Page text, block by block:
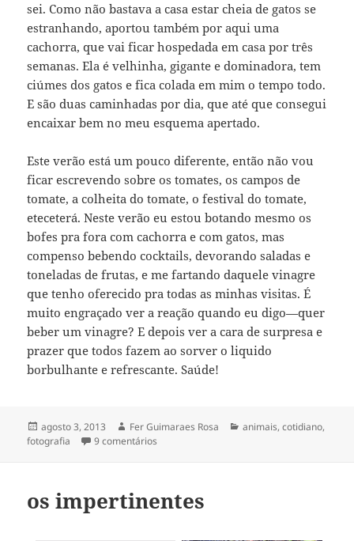
sei. Como não bastava a casa estar cheia de gatos se
estranhando, aportou também por aqui uma
cachorra, que vai ficar hospedada em casa por três
semanas. Ela é velhinha, gigante e dominadora, tem
ciúmes dos gatos e fica colada em mim o tempo todo.
E são duas caminhadas por dia, que até que consegui
encaixar bem no meu esquema apertado.
Este verão está um pouco diferente, então não vou
ficar escrevendo sobre os tomates, os campos de
tomate, a colheita do tomate, o festival do tomate,
eteceterá. Neste verão eu estou botando mesmo os
bofes pra fora com cachorra e com gatos, mas
compenso bebendo cocktails, devorando saladas e
toneladas de frutas, e me fartando daquele vinagre
que tenho oferecido pra todas as minhas visitas. É
muito engraçado ver a reação quando eu digo—quer
beber um vinagre? E depois ver a cara de surpresa e
prazer que todos fazem ao sorver o liquido
borbulhante e refrescante. Saúde!
Publicado
em
agosto 3, 2013 Autor
Fer Guimaraes Rosa Categorias
animais,cotidiano,
fotografia
9 comentários
os impertinentes